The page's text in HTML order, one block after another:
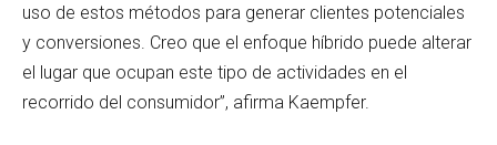
uso de estos métodos para generar clientes potenciales
y conversiones. Creo que el enfoque híbrido puede alterar
el lugar que ocupan este tipo de actividades en el
recorrido del consumidor”, afirma Kaempfer.